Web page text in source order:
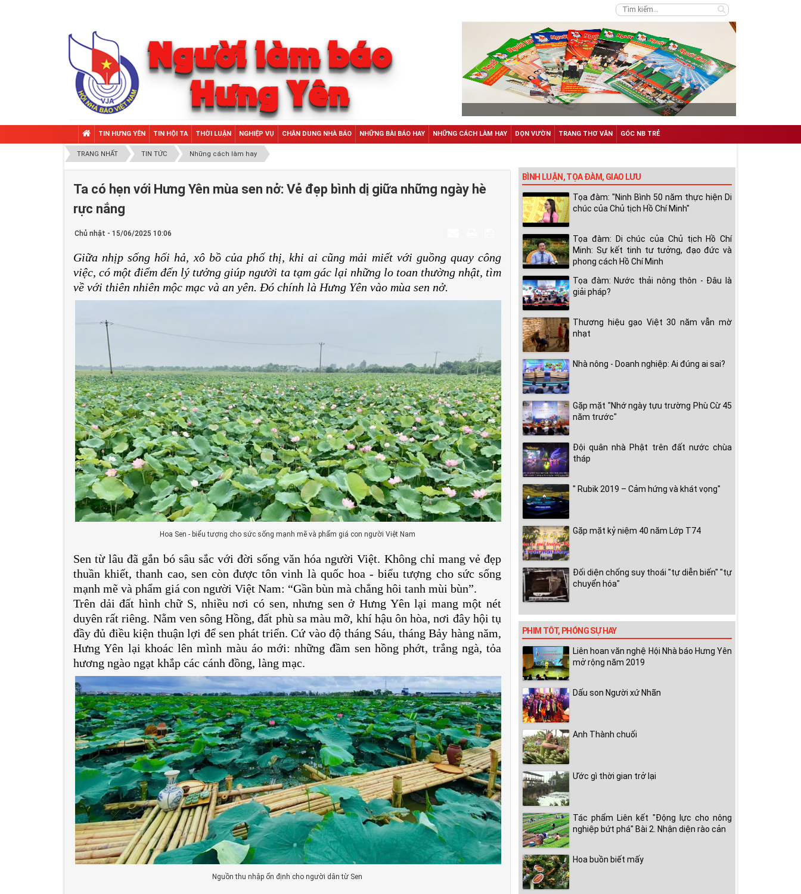
TIN HƯNG YÊN TIN HỘI TA THỜI LUẬN NGHIỆP VỤ CHÂN DUNG NHÀ BÁO NHỮNG BÀI BÁO HAY NHỮNG CÁCH LÀM HAY DỌN VƯỜN TRANG THƠ VĂN GÓC NB TRẺ
TRANG NHẤT TIN TỨC Những cách làm hay
Ta có hẹn với Hưng Yên mùa sen nở: Vẻ đẹp bình dị giữa những ngày hè
rực nắng
Chủ nhật - 15/06/2025 10:06
Giữa nhịp sống hối hả, xô bồ của phố thị, khi ai cũng mải miết với guồng quay công
việc, có một điểm đến lý tưởng giúp người ta tạm gác lại những lo toan thường nhật, tìm
về với thiên nhiên mộc mạc và an yên. Đó chính là Hưng Yên vào mùa sen nở.
Hoa Sen - biểu tượng cho sức sống mạnh mẽ và phẩm giá con người Việt Nam
Sen từ lâu đã gắn bó sâu sắc với đời sống văn hóa người Việt. Không chỉ mang vẻ đẹp
thuần khiết, thanh cao, sen còn được tôn vinh là quốc hoa - biểu tượng cho sức sống
mạnh mẽ và phẩm giá con người Việt Nam: “Gần bùn mà chẳng hôi tanh mùi bùn”.
Trên dải đất hình chữ S, nhiều nơi có sen, nhưng sen ở Hưng Yên lại mang một nét
duyên rất riêng. Nằm ven sông Hồng, đất phù sa màu mỡ, khí hậu ôn hòa, nơi đây hội tụ
đầy đủ điều kiện thuận lợi để sen phát triển. Cứ vào độ tháng Sáu, tháng Bảy hàng năm,
Hưng Yên lại khoác lên mình màu áo mới: những đầm sen hồng phớt, trắng ngà, tỏa
hương ngào ngạt khắp các cánh đồng, làng mạc.
Nguồn thu nhập ổn định cho người dân từ Sen
BÌNH LUẬN, TỌA ĐÀM, GIAO LƯU
Tọa đàm: "Ninh Bình 50 năm thực hiện Di
chúc của Chủ tịch Hồ Chí Minh"
Tọa đàm: Di chúc của Chủ tịch Hồ Chí
Minh: Sự kết tinh tư tưởng, đạo đức và
phong cách Hồ Chí Minh
Tọa đàm: Nước thải nông thôn - Đâu là
giải pháp?
Thương hiệu gạo Việt 30 năm vẫn mờ
nhạt
Nhà nông - Doanh nghiệp: Ai đúng ai sai?
Gặp mặt "Nhớ ngày tựu trường Phù Cừ 45
năm trước"
Đội quân nhà Phật trên đất nước chùa
tháp
" Rubik 2019 – Cảm hứng và khát vọng"
Gặp mặt kỷ niệm 40 năm Lớp T74
Đối diện chống suy thoái "tự diễn biến" "tự
chuyển hóa"
PHIM TỐT, PHÓNG SỰ HAY
Liên hoan văn nghệ Hội Nhà báo Hưng Yên
mở rộng năm 2019
Dấu son Người xứ Nhãn
Anh Thành chuối
Ước gì thời gian trở lại
Tác phẩm Liên kết "Động lực cho nông
nghiệp bứt phá" Bài 2. Nhận diện rào cản
Hoa buồn biết mấy